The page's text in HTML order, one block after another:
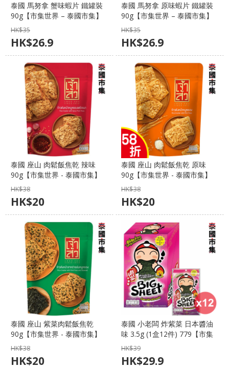
泰國 馬努拿 蟹味蝦片 鐵罐裝
90g【市集世界 – 泰國市集】
HK$35
HK$26.9
泰國 馬努拿 原味蝦片 鐵罐裝
90g【市集世界 – 泰國市集】
HK$35
HK$26.9
泰國 座山 肉鬆飯焦乾 辣味
90g【市集世界 - 泰國市集】
HK$38
HK$20
泰國 座山 肉鬆飯焦乾 原味
90g【市集世界 - 泰國市集】
HK$38
HK$20
泰國 座山 紫菜肉鬆飯焦乾
90g【市集世界 - 泰國市集】
HK$38
HK$20
泰國 小老闆 炸紫菜 日本醬油
味 3.5g (1盒12件) 779【市集
世界 – 泰國市集】
HK$39
HK$29.9